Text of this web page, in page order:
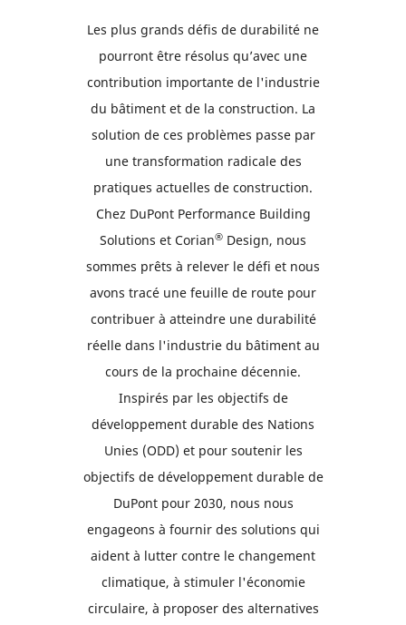
Les plus grands défis de durabilité ne
pourront être résolus qu’avec une
contribution importante de l'industrie
du bâtiment et de la construction. La
solution de ces problèmes passe par
une transformation radicale des
pratiques actuelles de construction.
Chez DuPont Performance Building
Solutions et Corian® Design, nous
sommes prêts à relever le défi et nous
avons tracé une feuille de route pour
contribuer à atteindre une durabilité
réelle dans l'industrie du bâtiment au
cours de la prochaine décennie.
Inspirés par les objectifs de
développement durable des Nations
Unies (ODD) et pour soutenir les
objectifs de développement durable de
DuPont pour 2030, nous nous
engageons à fournir des solutions qui
aident à lutter contre le changement
climatique, à stimuler l'économie
circulaire, à proposer des alternatives